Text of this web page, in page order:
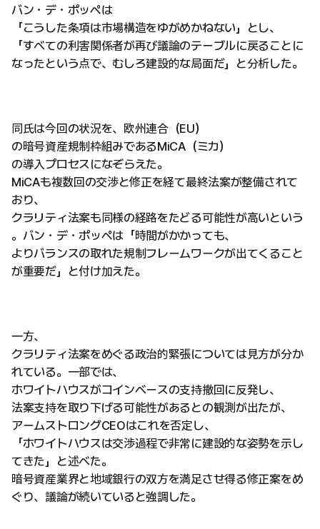
バン・デ・ポッペは
「こうした条項は市場構造をゆがめかねない」とし、
「すべての利害関係者が再び議論のテーブルに戻ることに
なったという点で、むしろ建設的な局面だ」と分析した。
同氏は今回の状況を、欧州連合（EU）
の暗号資産規制枠組みであるMiCA（ミカ）
の導入プロセスになぞらえた。
MiCAも複数回の交渉と修正を経て最終法案が整備されて
おり、
クラリティ法案も同様の経路をたどる可能性が高いという
。バン・デ・ポッペは「時間がかかっても、
よりバランスの取れた規制フレームワークが出てくること
が重要だ」と付け加えた。
一方、
クラリティ法案をめぐる政治的緊張については見方が分か
れている。一部では、
ホワイトハウスがコインベースの支持撤回に反発し、
法案支持を取り下げる可能性があるとの観測が出たが、
アームストロングCEOはこれを否定し、
「ホワイトハウスは交渉過程で非常に建設的な姿勢を示し
てきた」と述べた。
暗号資産業界と地域銀行の双方を満足させ得る修正案をめ
ぐり、議論が続いていると強調した。